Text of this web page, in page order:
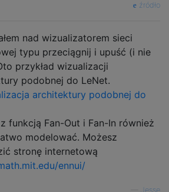
źródło
nad wizualizatorem sieci
typu przeciągnij i upuść (i nie
przykład wizualizacji
podobnej do LeNet.
funkcją Fan-Out i Fan-In również
modelować. Możesz
stronę internetową
ennui/
Jesse